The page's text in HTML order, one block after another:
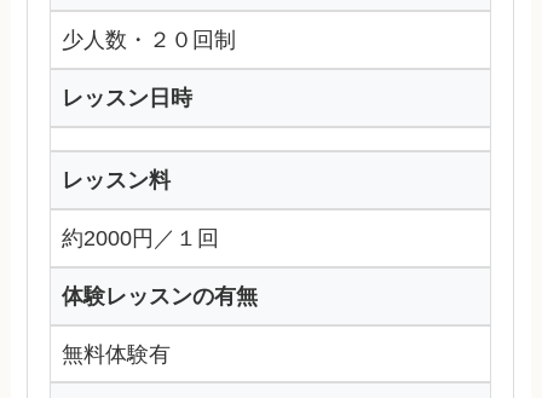
少人数・２０回制
レッスン日時
レッスン料
約2000円／１回
体験レッスンの有無
無料体験有